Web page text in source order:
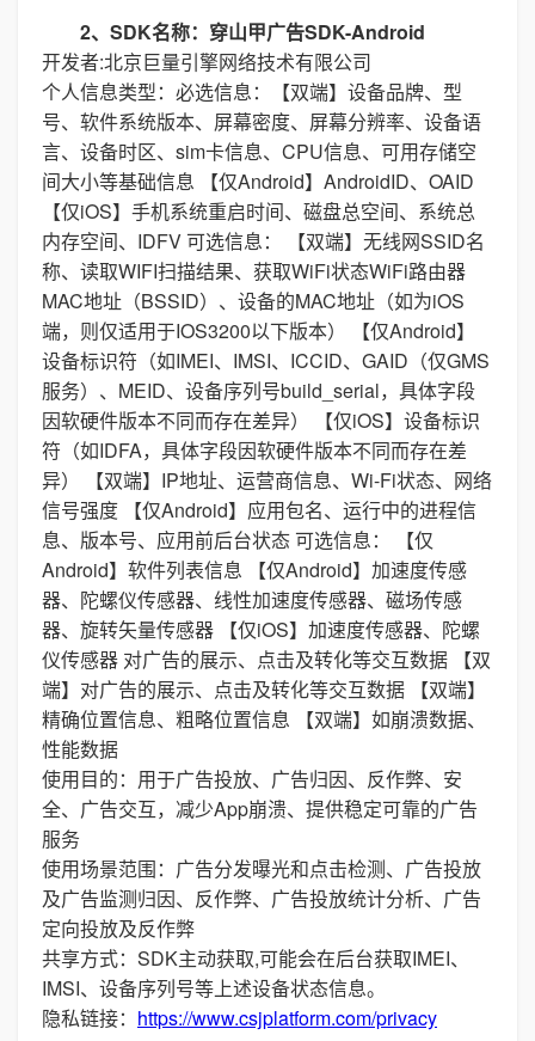
2、SDK名称：穿山甲广告SDK-Android
开发者:北京巨量引擎网络技术有限公司
个人信息类型：必选信息：【双端】设备品牌、型
号、软件系统版本、屏幕密度、屏幕分辨率、设备语
言、设备时区、sim卡信息、CPU信息、可用存储空
间大小等基础信息 【仅Android】AndroidID、OAID
【仅iOS】手机系统重启时间、磁盘总空间、系统总
内存空间、IDFV 可选信息： 【双端】无线网SSID名
称、读取WIFI扫描结果、获取WiFi状态WiFi路由器
MAC地址（BSSID）、设备的MAC地址（如为iOS
端，则仅适用于IOS3200以下版本） 【仅Android】
设备标识符（如IMEI、IMSI、ICCID、GAID（仅GMS
服务）、MEID、设备序列号build_serial，具体字段
因软硬件版本不同而存在差异） 【仅iOS】设备标识
符（如IDFA，具体字段因软硬件版本不同而存在差
异） 【双端】IP地址、运营商信息、Wi-Fi状态、网络
信号强度 【仅Android】应用包名、运行中的进程信
息、版本号、应用前后台状态 可选信息： 【仅
Android】软件列表信息 【仅Android】加速度传感
器、陀螺仪传感器、线性加速度传感器、磁场传感
器、旋转矢量传感器 【仅iOS】加速度传感器、陀螺
仪传感器 对广告的展示、点击及转化等交互数据 【双
端】对广告的展示、点击及转化等交互数据 【双端】
精确位置信息、粗略位置信息 【双端】如崩溃数据、
性能数据
使用目的：用于广告投放、广告归因、反作弊、安
全、广告交互，减少App崩溃、提供稳定可靠的广告
服务
使用场景范围：广告分发曝光和点击检测、广告投放
及广告监测归因、反作弊、广告投放统计分析、广告
定向投放及反作弊
共享方式：SDK主动获取,可能会在后台获取IMEI、
IMSI、设备序列号等上述设备状态信息。
隐私链接： https://www.csjplatform.com/privacy